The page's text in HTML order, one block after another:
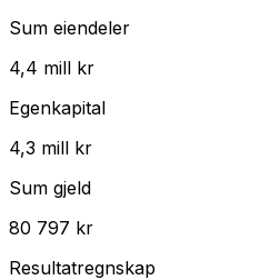
Sum eiendeler
4,4 mill kr
Egenkapital
4,3 mill kr
Sum gjeld
80 797 kr
Resultatregnskap